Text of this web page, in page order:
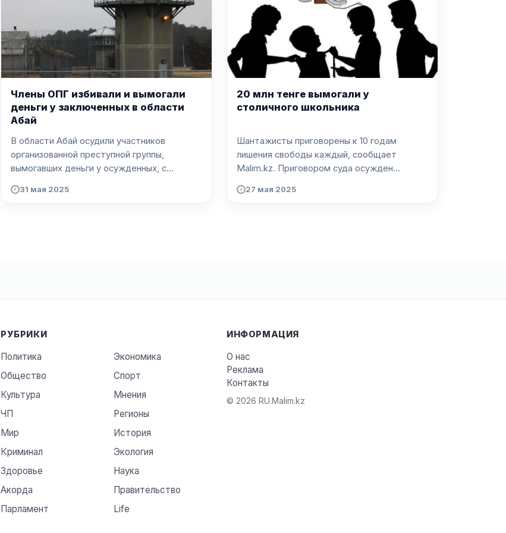
Члены ОПГ избивали и вымогали
деньги у заключенных в области
Абай
В области Абай осудили участников
организованной преступной группы,
вымогавших деньги у осужденных, с...
31 мая 2025
20 млн тенге вымогали у
столичного школьника
Шантажисты приговорены к 10 годам
лишения свободы каждый, сообщает
Malim.kz. Приговором суда осужден...
27 мая 2025
РУБРИКИ
Политика
Экономика
Общество
Спорт
Культура
Мнения
ЧП
Регионы
Мир
История
Криминал
Экология
Здоровье
Наука
Акорда
Правительство
Парламент
Life
ИНФОРМАЦИЯ
О нас
Реклама
Контакты
© 2026 RU.Malim.kz